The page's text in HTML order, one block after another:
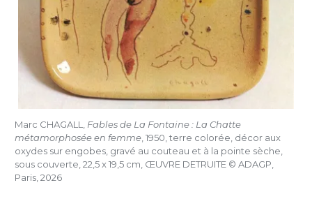
Marc CHAGALL, Fables de La Fontaine : La Chatte
métamorphosée en femme , 1950, terre colorée, décor aux
oxydes sur engobes, gravé au couteau et à la pointe sèche,
sous couverte, 22,5 x 19,5 cm, ŒUVRE DETRUITE © ADAGP,
Paris, 2026